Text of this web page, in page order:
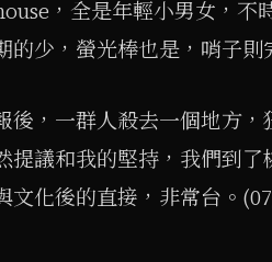
，全是年輕小男女，不
的少，螢光棒也是，哨子則
後，一群人殺去一個地方
提議和我的堅持，我們到
文化後的直接，非常台。